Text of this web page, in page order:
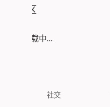
评论区
评论加载中...
社交